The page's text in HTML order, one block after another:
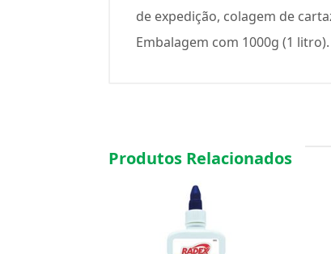
de expedição, colagem de
Embalagem com 1000g (1 litro).
Produtos Relacionados